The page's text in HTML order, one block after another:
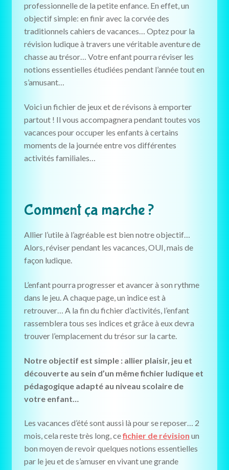
professionnelle de la petite enfance. En effet, un
objectif simple: en finir avec la corvée des
traditionnels cahiers de vacances… Optez pour la
révision ludique à travers une véritable aventure de
chasse au trésor… Votre enfant pourra réviser les
notions essentielles étudiées pendant l’année tout en
s’amusant…
Voici un fichier de jeux et de révisons à emporter
partout ! Il vous accompagnera pendant toutes vos
vacances pour occuper les enfants à certains
moments de la journée entre vos différentes
activités familiales…
Comment ça marche ?
Allier l’utile à l’agréable est bien notre objectif…
Alors, réviser pendant les vacances, OUI, mais de
façon ludique.
L’enfant pourra progresser et avancer à son rythme
dans le jeu. A chaque page, un indice est à
retrouver… A la fin du fichier d’activités, l’enfant
rassemblera tous ses indices et grâce à eux devra
trouver l’emplacement du trésor sur la carte.
Notre objectif est simple : allier plaisir, jeu et
découverte au sein d’un même fichier ludique et
pédagogique adapté au niveau scolaire de
votre enfant…
Les vacances d’été sont aussi là pour se reposer… 2
mois, cela reste très long, cefichier de révision un
bon moyen de revoir quelques notions essentielles
par le jeu et de s’amuser en vivant une grande